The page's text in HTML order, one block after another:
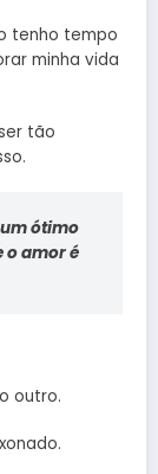
tenho tempo
minha vida
tão
ótimo
o amor é
outro.